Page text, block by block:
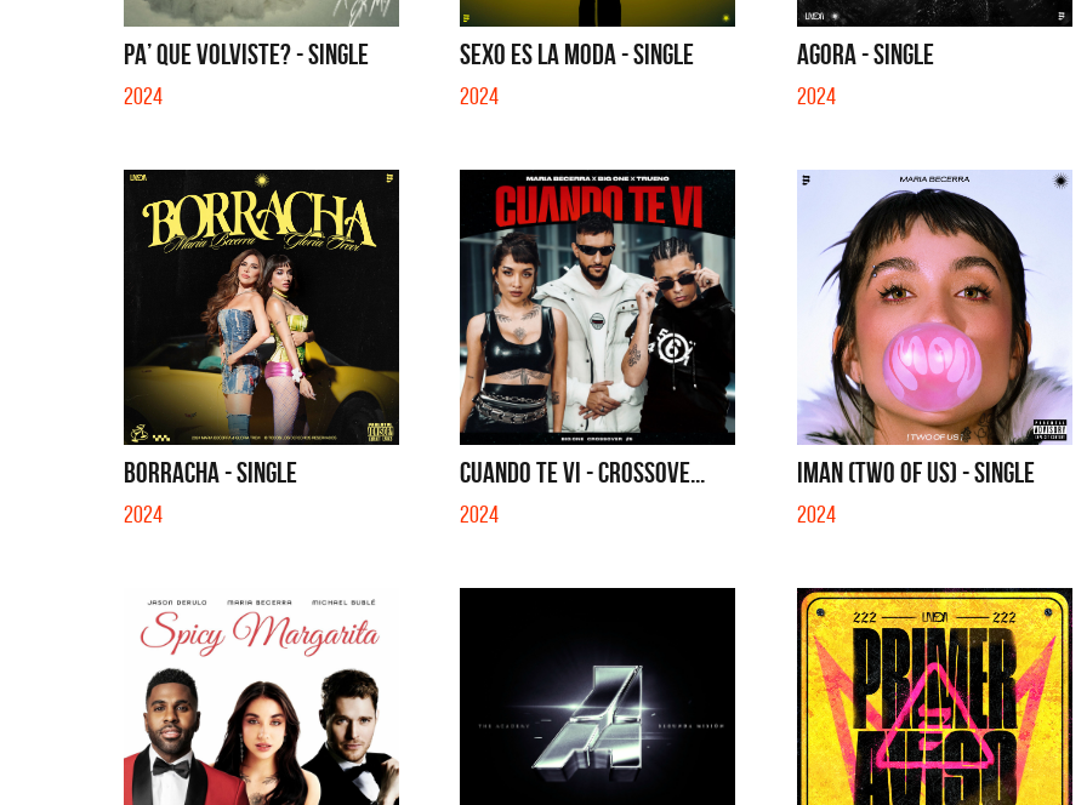
PA’ QUE VOLVISTE? - SINGLE
2024
SEXO ES LA MODA - SINGLE
2024
AGORA - SINGLE
2024
BORRACHA - SINGLE
2024
CUANDO TE VI - CROSSOVE...
2024
IMAN (TWO OF US) - SINGLE
2024